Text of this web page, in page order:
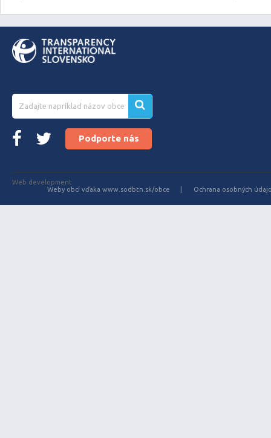
Podporte nás
Web development
Weby obcí vďaka www.sodbtn.sk/obce
Ochrana osobných